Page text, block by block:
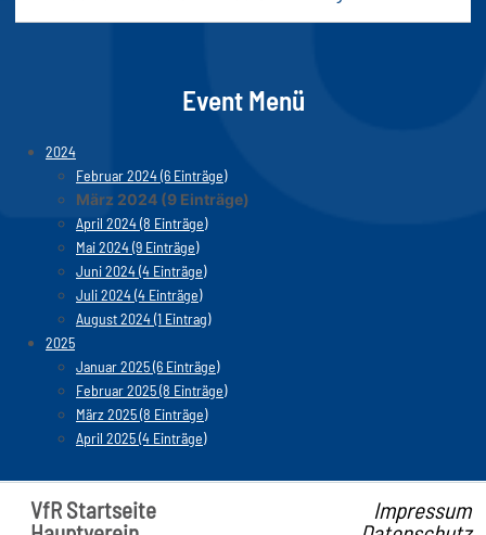
Event Menü
2024
Februar 2024 (6 Einträge)
März 2024 (9 Einträge)
April 2024 (8 Einträge)
Mai 2024 (9 Einträge)
Juni 2024 (4 Einträge)
Juli 2024 (4 Einträge)
August 2024 (1 Eintrag)
2025
Januar 2025 (6 Einträge)
Februar 2025 (8 Einträge)
März 2025 (8 Einträge)
April 2025 (4 Einträge)
VfR Startseite
Impressum